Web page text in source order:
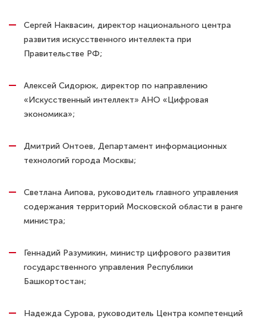
Сергей Наквасин, директор национального центра
развития искусственного интеллекта при
Правительстве РФ;
Алексей Сидорюк, директор по направлению
«Искусственный интеллект» АНО «Цифровая
экономика»;
Дмитрий Онтоев, Департамент информационных
технологий города Москвы;
Светлана Аипова, руководитель главного управления
содержания территорий Московской области в ранге
министра;
Геннадий Разумикин, министр цифрового развития
государственного управления Республики
Башкортостан;
Надежда Сурова, руководитель Центра компетенций